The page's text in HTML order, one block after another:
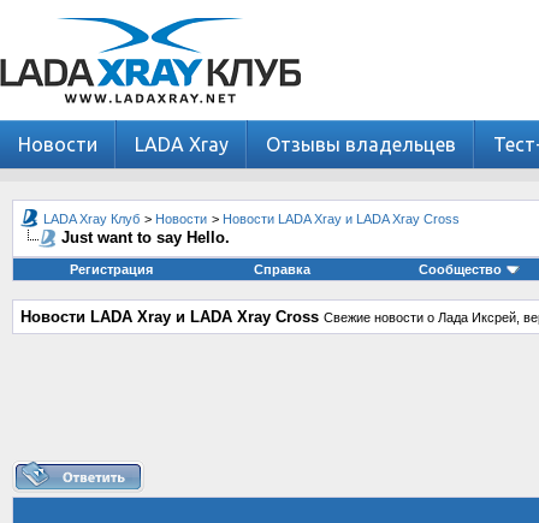
Новости LADA Xray Отзывы владельцев
LADA Xray Клуб > Новости > Новости LADA Xray и LADA Xray Cross
Just want to say Hello.
Регистрация Справка Сообщество
Новости LADA Xray и LADA Xray Cross Свежие новости о Лада Иксрей,